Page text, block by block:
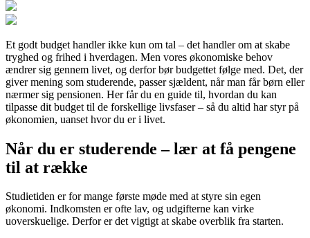
Et godt budget handler ikke kun om tal – det handler om at skabe
tryghed og frihed i hverdagen. Men vores økonomiske behov
ændrer sig gennem livet, og derfor bør budgettet følge med. Det, der
giver mening som studerende, passer sjældent, når man får børn eller
nærmer sig pensionen. Her får du en guide til, hvordan du kan
tilpasse dit budget til de forskellige livsfaser – så du altid har styr på
økonomien, uanset hvor du er i livet.
Når du er studerende – lær at få pengene
til at række
Studietiden er for mange første møde med at styre sin egen
økonomi. Indkomsten er ofte lav, og udgifterne kan virke
uoverskuelige. Derfor er det vigtigt at skabe overblik fra starten.